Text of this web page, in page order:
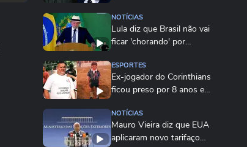
NOTÍCIAS
Lula diz que Brasil não vai
ficar 'chorando' por
ESPORTES
Ex-jogador do Corinthians
ficou preso por 8 anos e
NOTÍCIAS
Mauro Vieira diz que EUA
aplicaram novo tarifaço